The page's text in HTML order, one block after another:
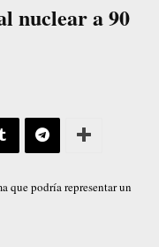
nuclear a 90
que podría representar un